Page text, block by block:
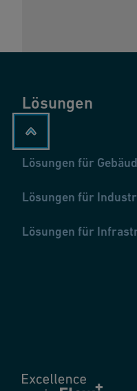
Lösungen
Lösungen für
Lösungen für
Lösungen für